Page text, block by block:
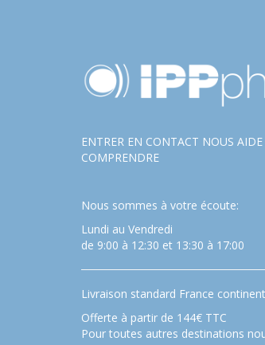
ENTRER EN CONTACT NOUS
COMPRENDRE
Nous sommes à votre écoute:
Lundi au Vendredi
de 9:00 à 12:30 et 13:30 à 17:00
Livraison standard France
Offerte à partir de 144€ TTC
Pour toutes autres destinations